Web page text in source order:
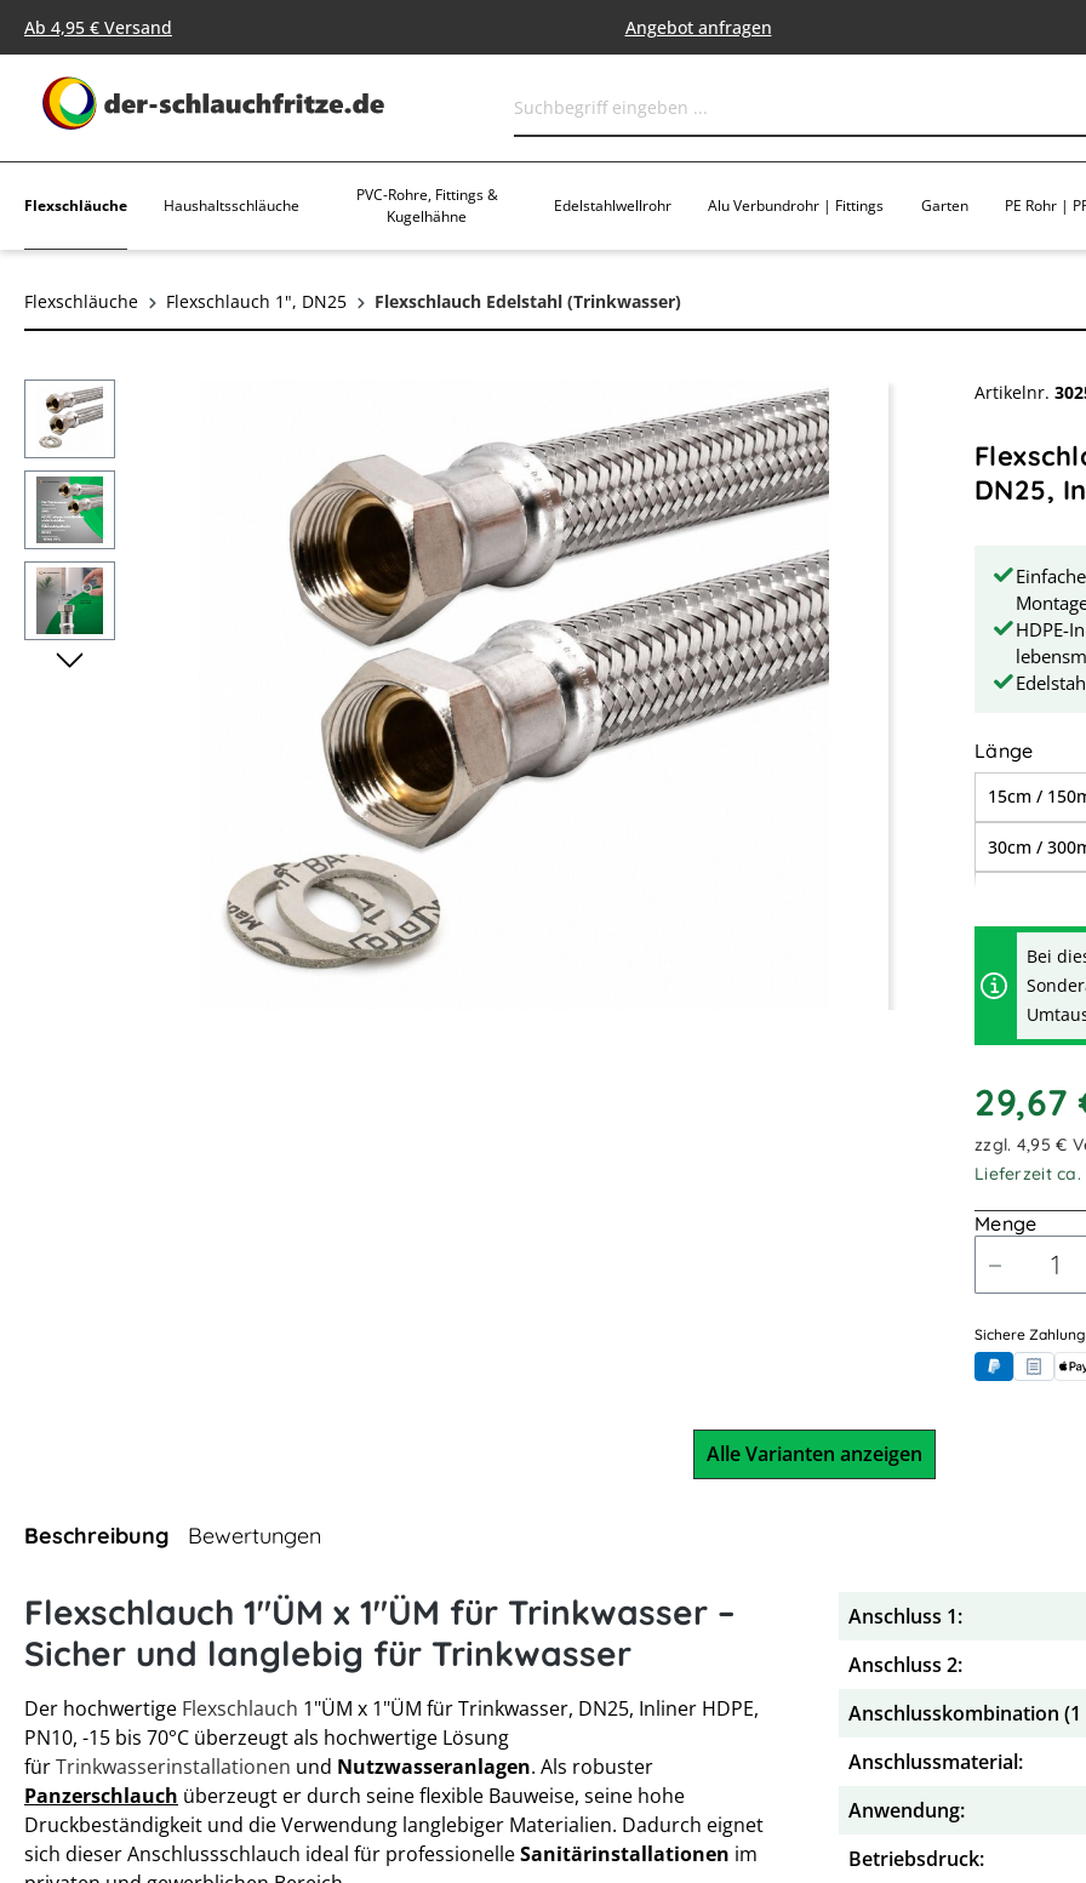
Zur Hauptnavigation springen
Ab 4,95 € Versand Angebot anfragen
Flexschläuche Haushaltsschläuche
PVC-Rohre, Fittings &
Kugelhähne
Edelstahlwellrohr Alu Verbundrohr | Fittings Garten PE Rohr |
Flexschläuche Flexschlauch 1", DN25 Flexschlauch Edelstahl (Trinkwasser)
Bildergalerie überspringen Artikelnr.
DN25,
HDPE-
Länge
15cm /
30cm /
1,10m /
1,70m /
3,50m /
7,50m /
Bei
29,67
zzgl. 4,95 €
Lieferzeit ca.
Menge
Sichere
PayPal
Alle Varianten anzeigen
Beschreibung Bewertungen
Flexschlauch 1"ÜM x 1"ÜM für Trinkwasser –
Sicher und langlebig für Trinkwasser
Der hochwertige Flexschlauch 1"ÜM x 1"ÜM für Trinkwasser, DN25, Inliner HDPE,
PN10, -15 bis 70°C überzeugt als hochwertige Lösung
fürTrinkwasserinstallationen und Nutzwasseranlagen. Als robuster
Panzerschlauch überzeugt er durch seine flexible Bauweise, seine hohe
Druckbeständigkeit und die Verwendung langlebiger Materialien. Dadurch eignet
sich dieser Anschlussschlauch ideal für professionelleSanitärinstallationen im
Anschluss 1:
Anschluss 2:
Anschlusskombination (1
Anschlussmaterial:
Anwendung:
Betriebsdruck: